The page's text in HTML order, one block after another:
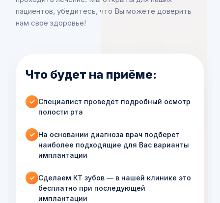
пациентов, убедитесь, что Вы можете доверить
нам свое здоровье!
Что будет на приёме:
✓ Специалист проведёт подробный осмотр
полости рта
✓ На основании диагноза врач подберет
наиболее подходящие для Вас варианты
имплантации
✓ Сделаем КТ зубов — в нашей клинике это
бесплатно при последующей
имплантации